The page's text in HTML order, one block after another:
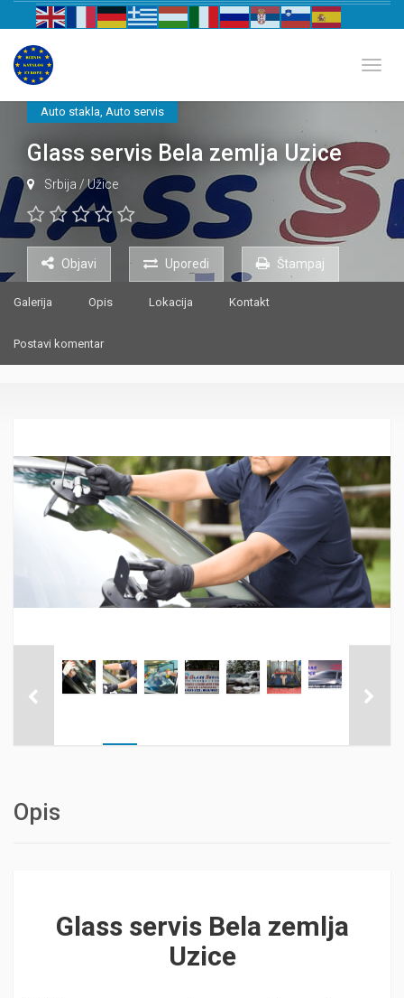
Auto stakla, Auto servis
Glass servis Bela zemlja Uzice
Srbija /Užice
Objavi Uporedi Štampaj
Galerija Opis Lokacija Kontakt
Postavi komentar
Opis
Glass servis Bela zemlja
Uzice